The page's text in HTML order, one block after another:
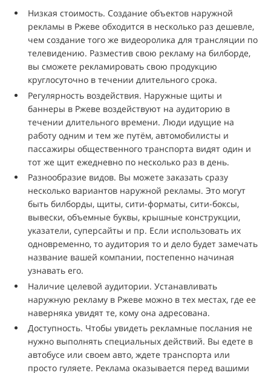
Низкая стоимость. Создание объектов наружной
рекламы в Ржеве обходится в несколько раз дешевле,
чем создание того же видеоролика для трансляции по
телевидению. Разместив свою рекламу на билборде,
вы сможете рекламировать свою продукцию
круглосуточно в течении длительного срока.
Регулярность воздействия. Наружные щиты и
баннеры в Ржеве воздействуют на аудиторию в
течении длительного времени. Люди идущие на
работу одним и тем же путём, автомобилисты и
пассажиры общественного транспорта видят один и
тот же щит ежедневно по несколько раз в день.
Разнообразие видов. Вы можете заказать сразу
несколько вариантов наружной рекламы. Это могут
быть билборды, щиты, сити-форматы, сити-боксы,
вывески, объемные буквы, крышные конструкции,
указатели, суперсайты и пр. Если использовать их
одновременно, то аудитория то и дело будет замечать
название вашей компании, постепенно начиная
узнавать его.
Наличие целевой аудитории. Устанавливать
наружную рекламу в Ржеве можно в тех местах, где ее
наверняка увидят те, кому она адресована.
Доступность. Чтобы увидеть рекламные послания не
нужно выполнять специальных действий. Вы едете в
автобусе или своем авто, ждете транспорта или
просто гуляете. Реклама оказывается перед вашими